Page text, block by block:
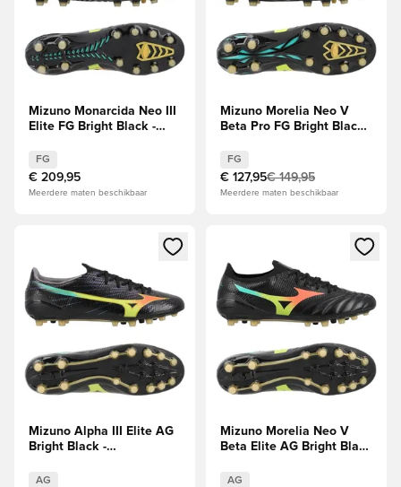
Mizuno Monarcida Neo III
Elite FG Bright Black -
FG
€ 209,95
Meerdere maten beschikbaar
Mizuno Morelia Neo V
Beta Pro FG Bright Black -
FG
€ 127,95€ 149,95
Meerdere maten beschikbaar
Opent een venster om in te loggen of je aan te melden als
Mizuno Alpha III Elite AG
Bright Black -
Prim
AG
Opent een venster om in te
Mizuno Morelia Neo V
Beta Elite AG Bright Black
Prim
AG